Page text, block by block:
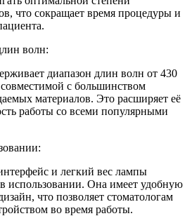
что сокращает время процедуры и
волн:
диапазон длин волн от 430
с большинством
материалов. Это расширяет её
работы со всеми популярными
и легкий вес лампы
использовании. Она имеет удобную
что позволяет стоматологам
во время работы.